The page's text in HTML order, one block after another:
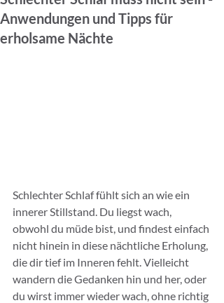
Anwendungen und Tipps für
erholsame Nächte
Schlechter Schlaf fühlt sich an wie ein
innerer Stillstand. Du liegst wach,
obwohl du müde bist, und findest einfach
nicht hinein in diese nächtliche Erholung,
die dir tief im Inneren fehlt. Vielleicht
wandern die Gedanken hin und her, oder
du wirst immer wieder wach, ohne richtig